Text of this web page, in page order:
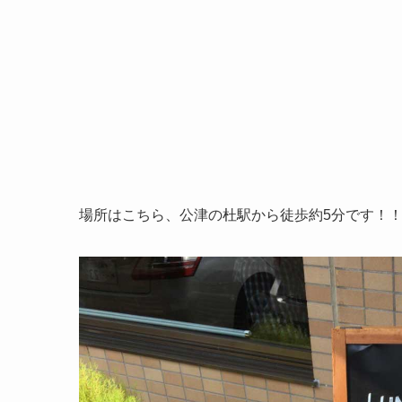
場所はこちら、公津の杜駅から徒歩約5分です！！